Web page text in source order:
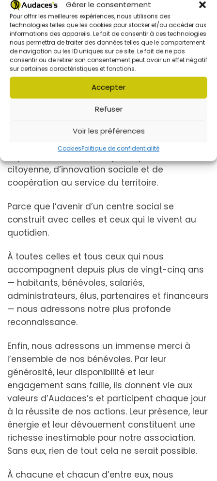
Gérer le consentement
Pour offrir les meilleures expériences, nous utilisons des
technologies telles que les cookies pour stocker et/ou accéder aux
informations des appareils. Le fait de consentir à ces technologies
nous permettra de traiter des données telles que le comportement
de navigation ou les ID uniques sur ce site. Le fait de ne pas
consentir ou de retirer son consentement peut avoir un effet négatif
sur certaines caractéristiques et fonctions.
Accepter
Refuser
Voir les préférences
CookiesPolitique de confidentialité
Ces deux nouvelles instances traduisent notre
volonté de renforcer le pouvoir d’agir des
habitants, de développer la co-construction
des projets et de faire du Centre Social Marcel
Martin une maison des habitants toujours plus
ouverte, participative et innovante.
Depuis plus de 25 ans, Audaces’s est bien plus
qu’un centre social ou qu’un tiers-lieu avec Le
Briquet. C’est une maison des habitants, un
citoyenne, d’innovation sociale et de
coopération au service du territoire.
Parce que l’avenir d’un centre social se
construit avec celles et ceux qui le vivent au
quotidien.
À toutes celles et tous ceux qui nous
accompagnent depuis plus de vingt-cinq ans
— habitants, bénévoles, salariés,
administrateurs, élus, partenaires et financeurs
— nous adressons notre plus profonde
reconnaissance.
Enfin, nous adressons un immense merci à
l’ensemble de nos bénévoles. Par leur
générosité, leur disponibilité et leur
engagement sans faille, ils donnent vie aux
valeurs d’Audaces’s et participent chaque jour
à la réussite de nos actions. Leur présence, leur
énergie et leur dévouement constituent une
richesse inestimable pour notre association.
Sans eux, rien de tout cela ne serait possible.
À chacune et chacun d’entre eux, nous